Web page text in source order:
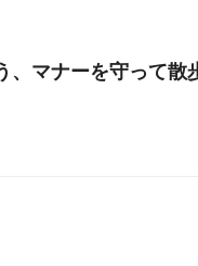
、マナーを守って散